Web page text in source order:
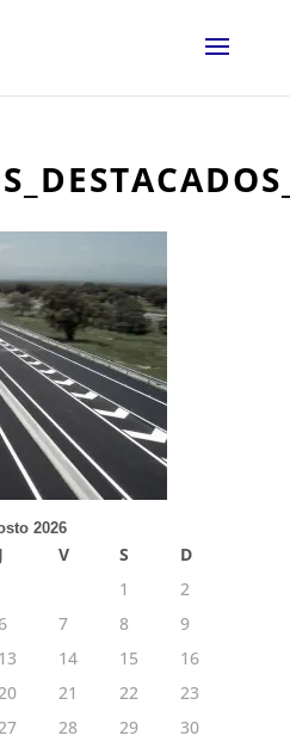
2026
J V S
D
1
2
7 8
9
13 14 15
16
21 22
23
28 29
30